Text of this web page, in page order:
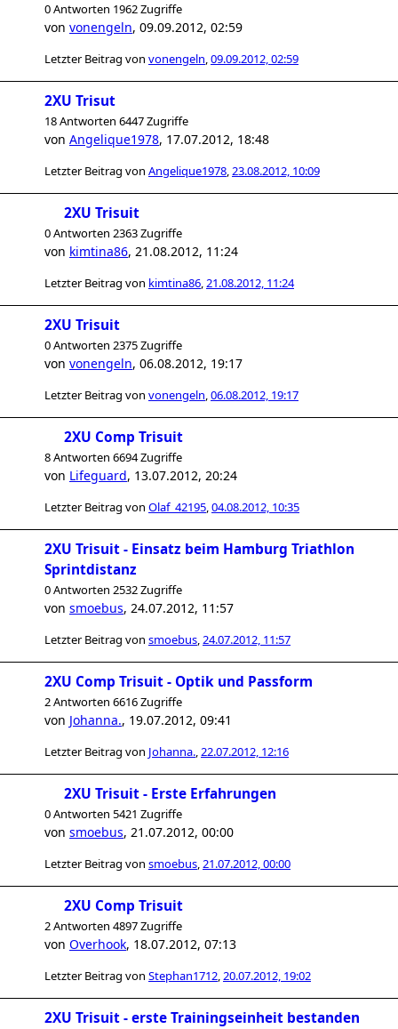
0 Antworten 1962 Zugriffe
von vonengeln, 09.09.2012, 02:59
Letzter Beitrag von vonengeln,09.09.2012, 02:59
2XU Trisut
18 Antworten 6447 Zugriffe
von Angelique1978, 17.07.2012, 18:48
Letzter Beitrag von Angelique1978,23.08.2012, 10:09
2XU Trisuit
0 Antworten 2363 Zugriffe
von kimtina86, 21.08.2012, 11:24
Letzter Beitrag von kimtina86,21.08.2012, 11:24
2XU Trisuit
0 Antworten 2375 Zugriffe
von vonengeln, 06.08.2012, 19:17
Letzter Beitrag von vonengeln,06.08.2012, 19:17
2XU Comp Trisuit
8 Antworten 6694 Zugriffe
von Lifeguard, 13.07.2012, 20:24
Letzter Beitrag von Olaf_42195,04.08.2012, 10:35
2XU Trisuit - Einsatz beim Hamburg Triathlon
Sprintdistanz
0 Antworten 2532 Zugriffe
von smoebus, 24.07.2012, 11:57
Letzter Beitrag von smoebus,24.07.2012, 11:57
2XU Comp Trisuit - Optik und Passform
2 Antworten 6616 Zugriffe
von Johanna., 19.07.2012, 09:41
Letzter Beitrag von Johanna.,22.07.2012, 12:16
2XU Trisuit - Erste Erfahrungen
0 Antworten 5421 Zugriffe
von smoebus, 21.07.2012, 00:00
Letzter Beitrag von smoebus,21.07.2012, 00:00
2XU Comp Trisuit
2 Antworten 4897 Zugriffe
von Overhook, 18.07.2012, 07:13
Letzter Beitrag von Stephan1712,20.07.2012, 19:02
2XU Trisuit - erste Trainingseinheit bestanden